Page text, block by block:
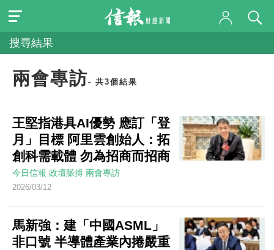
搜尋結果
兩會專訪- 共3個結果
王堅指港具AI優勢 應訂「登
月」目標 阿里雲創始人：拓
創科需載體 勿為招商而招商
今日信報 政壇脈搏 兩會專訪
2026/03/12
馬新強：建「中國ASML」
非口號 半導體產業內捲嚴重